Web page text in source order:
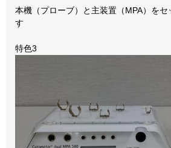
本機（プローブ）と主装置（MPA）をセ
す
特色3